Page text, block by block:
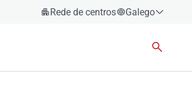
Rede de centros
Galego